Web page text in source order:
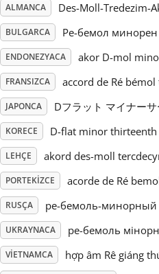
Svenska
Tiếng Việt
Türkçe
简体中文
繁體中文
ALMANCA Des-Moll-Tredezim-
BULGARCA Ре-бемол
ENDONEZYACA akor D-mol
FRANSIZCA accord de Ré
JAPONCA Dフラット マイナー
KORECE D-flat minor thirteenth
LEHÇE akord des-moll
PORTEKIZCE acorde de Ré
RUSÇA ре-бемоль-минорный
UKRAYNACA ре-бемоль
VIETNAMCA hợp âm Rê giáng